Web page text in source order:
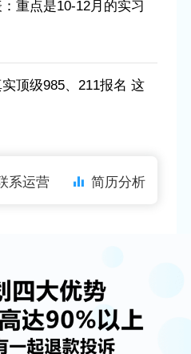
重点是10-12月的实习
顶级985、211报名 这
系运营 简历分析